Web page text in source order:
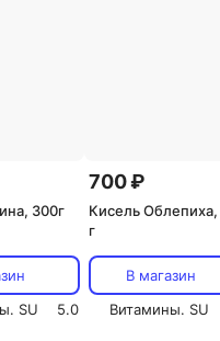
300г
SU
5.0
700 ₽
Кисель
г
В магазин
Витамины. SU